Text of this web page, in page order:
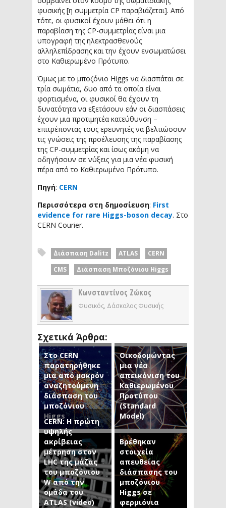
φυσικής [η συμμετρία CP παραβιάζεται]. Από
τότε, οι φυσικοί έχουν μάθει ότι η
παραβίαση της CP-συμμετρίας είναι μια
υπογραφή της ηλεκτρασθενούς
αλληλεπίδρασης και την έχουν ενσωματώσει
στο Καθιερωμένο Πρότυπο.
Όμως με το μποζόνιο Higgs να διασπάται σε
τρία σωμάτια, δυο από τα οποία είναι
φορτισμένα, οι φυσικοί θα έχουν τη
δυνατότητα να εξετάσουν εάν οι διασπάσεις
έχουν μια προτιμητέα κατεύθυνση –
επιτρέποντας τους ερευνητές να βελτιώσουν
τις γνώσεις της προέλευσης της παραβίασης
της CP-συμμετρίας και ίσως ακόμη να
οδηγήσουν σε νύξεις για μια νέα φυσική
πέρα από το Καθιερωμένο Πρότυπο.
Πηγή: CERN
Περισσότερα στη δημοσίευση: First
evidence for rare Higgs-boson decay. Στο
CERN Courier.
΄Διάσπαση Dalitz ATLAS
CERN
CMS
Διάσπαση Μποζόνιου Higgs
Κωνσταντίνος Ζώκος
Φυσικός, Δάσκαλος Φυσικής
Σχετικά Άρθρα:
Στο CERN
παρατηρήθηκε
μια από μακρόν
αναζητούμενη
διάσπαση του
μποζόνιου
Higgs
Οικοδομώντας
μια νέα
απεικόνιση του
Καθιερωμένου
Προτύπου
(Standard
Model)
CERN: Η πρώτη
υψηλής
ακρίβειας
μέτρηση στον
LHC της μάζας
του μποζόνιου
W από την
ομάδα του
ATLAS (video)
Βρέθηκαν
στοιχεία
απευθείας
διάσπασης του
μποζόνιου
Higgs σε
φερμιόνια